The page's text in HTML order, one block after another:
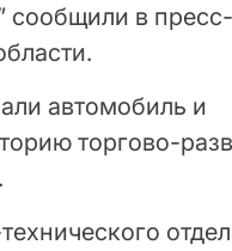
сообщили в
автомобиль и
торгово-